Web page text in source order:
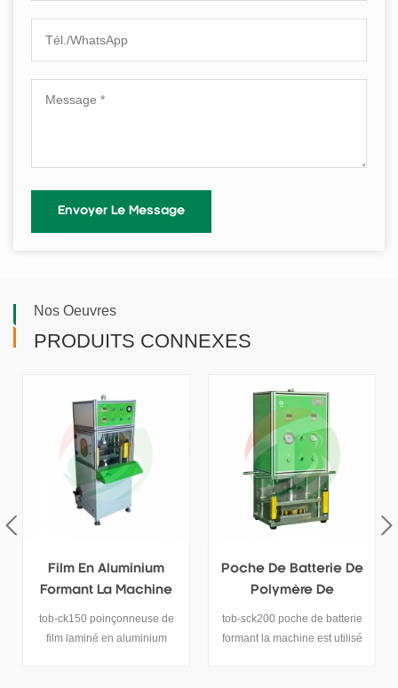
Nos Oeuvres
PRODUITS CONNEXES
Poche De Batterie De
Polymère De
Laboratoire Formant
La Machine
tob-sck200 poche de batterie
formant la machine est utilisé
Machine De Formage
De Sachets 200 * 200 *
6mm
tob-cxj200 poche formant la
machine est utilisé pour la